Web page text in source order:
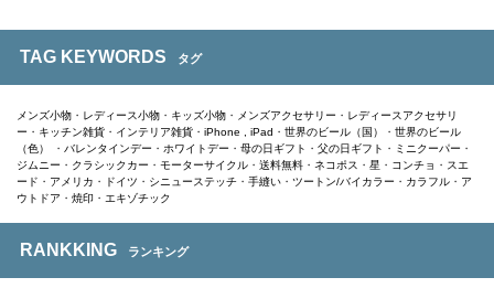
TAG KEYWORDS タグ
メンズ小物 ・ レディース小物 ・ キッズ小物 ・ メンズアクセサリー ・ レディースアクセサリ
ー ・ キッチン雑貨 ・ インテリア雑貨 ・ iPhone , iPad ・ 世界のビール（国） ・ 世界のビール
（色）
・ バレンタインデー ・ ホワイトデー ・ 母の日ギフト ・ 父の日ギフト ・ ミニクーパー ・
ジムニー ・ クラシックカー ・ モーターサイクル ・ 送料無料 ・ ネコポス ・ 星 ・ コンチョ ・ スエ
ード ・ アメリカ ・ ドイツ ・ シニューステッチ ・ 手縫い ・ ツートン/バイカラー ・ カラフル ・ ア
ウトドア ・ 焼印 ・ エキゾチック
RANKKING ランキング